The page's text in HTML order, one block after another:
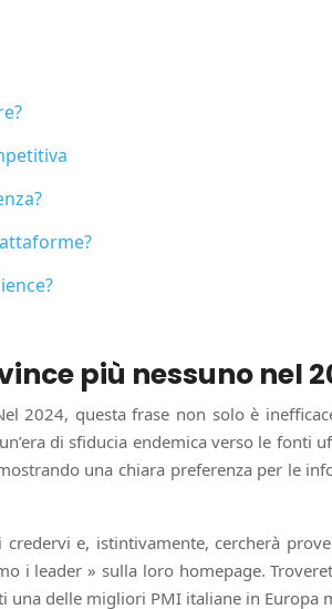
più nessuno nel
questa frase non solo è
di sfiducia endemica verso le fonti
una chiara preferenza per le
e, istintivamente, cercherà
i leader » sulla loro homepage.
delle migliori PMI italiane in Europa